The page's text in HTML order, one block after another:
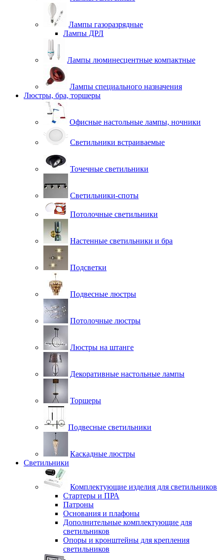
Лампы газоразрядные
Лампы ДРЛ
Лампы люминесцентные компактные
Лампы специального назначения
Люстры, бра, торшеры
Офисные настольные лампы, ночники
Светильники встраиваемые
Точечные светильники
Светильники-споты
Потолочные светильники
Настенные светильники и бра
Подсветки
Подвесные люстры
Потолочные люстры
Люстры на штанге
Декоративные настольные лампы
Торшеры
Подвесные светильники
Каскадные люстры
Светильники
Комплектующие изделия для светильников
Стартеры и ПРА
Патроны
Основания и плафоны
Дополнительные комплектующие для
светильников
Опоры и кронштейны для крепления
светильников